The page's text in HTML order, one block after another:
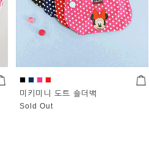
미키미니 도트 숄더백
Sold Out